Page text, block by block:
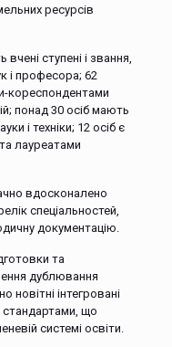
ресурсів
ступені і звання,
і професора; 62
кореспондентами
понад 30 осіб мають
і техніки; 12 осіб є
лауреатами
вдосконалено
спеціальностей,
документацію.
та
дублювання
новітні інтегровані
стандартами, що
системі освіти.